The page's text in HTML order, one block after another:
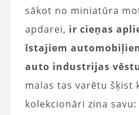
sākot no miniatūra
apdarei, ir cieņas
īstajiem
auto industrijas
malas tas varētu šķist
kolekcionāri zina